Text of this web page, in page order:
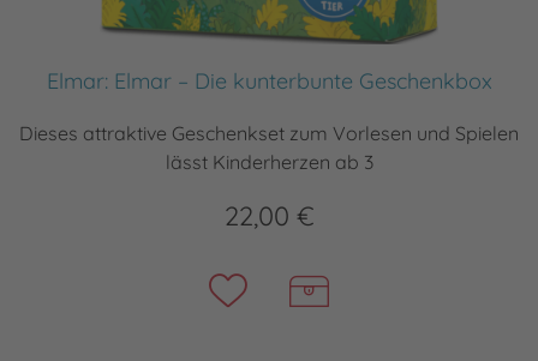
Elmar: Elmar – Die kunterbunte Geschenkbox
Dieses attraktive Geschenkset zum Vorlesen und Spielen
lässt Kinderherzen ab 3
22,00 €